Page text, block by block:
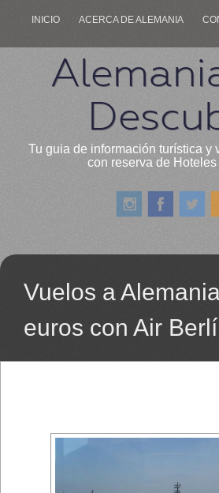
INICIO ACERCA DE ALEMANIA
Tu guia de información turística y
con reserva de
Vuelos a
euros con Air